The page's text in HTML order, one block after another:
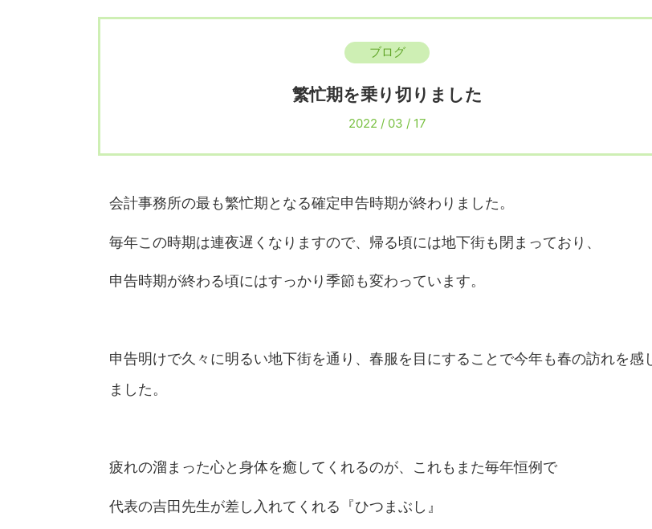
ブログ
繁忙期を乗り切りました
2022 / 03 / 17
会計事務所の最も繁忙期となる確定申告時期が終わりました。
毎年この時期は連夜遅くなりますので、帰る頃には地下街も閉まっており、
申告時期が終わる頃にはすっかり季節も変わっています。
申告明けで久々に明るい地下街を通り、春服を目にすることで今年も春の訪れを感
ました。
疲れの溜まった心と身体を癒してくれるのが、これもまた毎年恒例で
代表の吉田先生が差し入れてくれる『ひつまぶし』